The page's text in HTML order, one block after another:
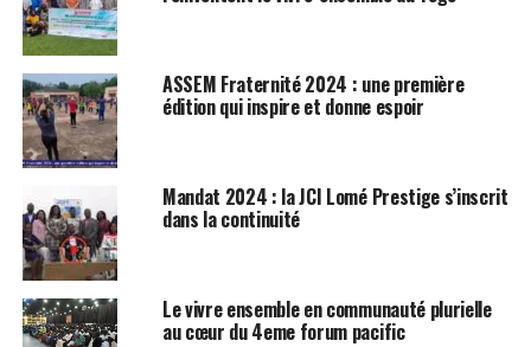
ASSEM Fraternité 2024 : une première
édition qui inspire et donne espoir
Mandat 2024 : la JCI Lomé Prestige s’inscrit
dans la continuité
Le vivre ensemble en communauté plurielle
au cœur du 4eme forum pacific